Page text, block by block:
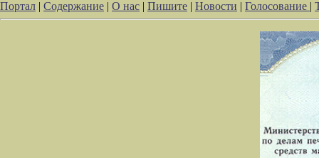
Портал | Содержание | О нас | Пишите | Новости | Голосование |